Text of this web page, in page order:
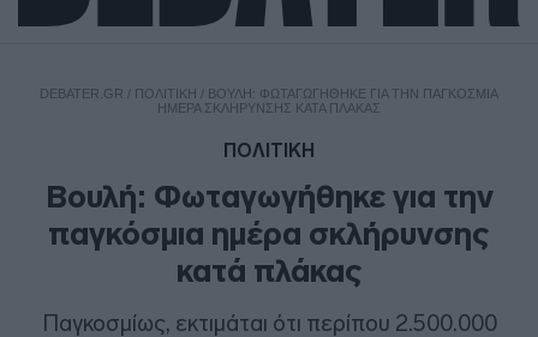
DEBATER.GR / ΠΟΛΙΤΙΚΗ / ΒΟΥΛΉ: ΦΩΤΑΓΩΓΉΘΗΚΕ ΓΙΑ ΤΗΝ ΠΑΓΚΌΣΜΙΑ
ΗΜΈΡΑ ΣΚΛΉΡΥΝΣΗΣ ΚΑΤΆ ΠΛΆΚΑΣ
ΠΟΛΙΤΙΚΗ
Βουλή: Φωταγωγήθηκε για την
παγκόσμια ημέρα σκλήρυνσης
κατά πλάκας
Παγκοσμίως, εκτιμάται ότι περίπου 2.500.000